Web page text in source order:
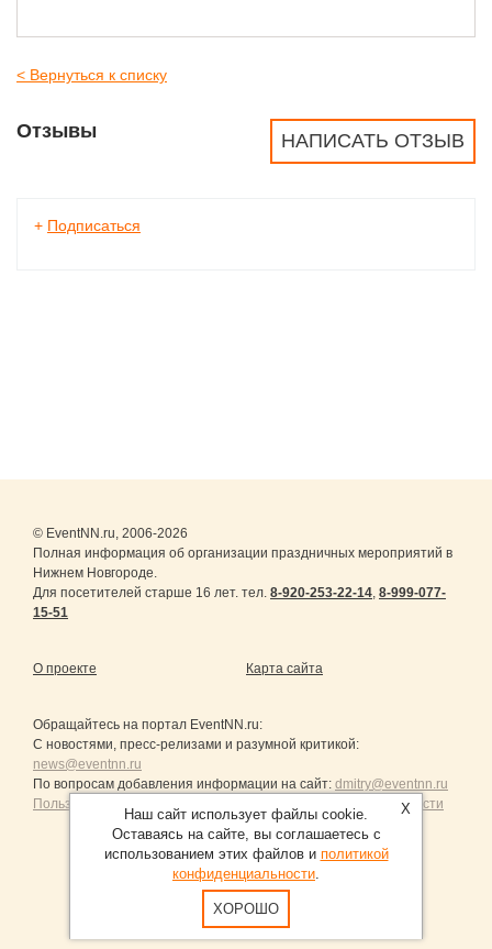
< Вернуться к списку
НАПИСАТЬ ОТЗЫВ
Отзывы
+ Подписаться
© EventNN.ru, 2006-2026
Полная информация об организации праздничных мероприятий в
Нижнем Новгороде.
Для посетителей старше 16 лет. тел. 8-920-253-22-14, 8-999-077-
15-51
О проекте Карта сайта
Обращайтесь на портал EventNN.ru:
С новостями, пресс-релизами и разумной критикой:
news@eventnn.ru
По вопросам добавления информации на сайт: dmitry@eventnn.ru
Пользовательское Соглашение и политика конфиденциальности
Продвижение сайтов Санкт-Петербург
X
Наш сайт использует файлы cookie.
Оставаясь на сайте, вы соглашаетесь с
использованием этих файлов и политикой
конфиденциальности.
ХОРОШО